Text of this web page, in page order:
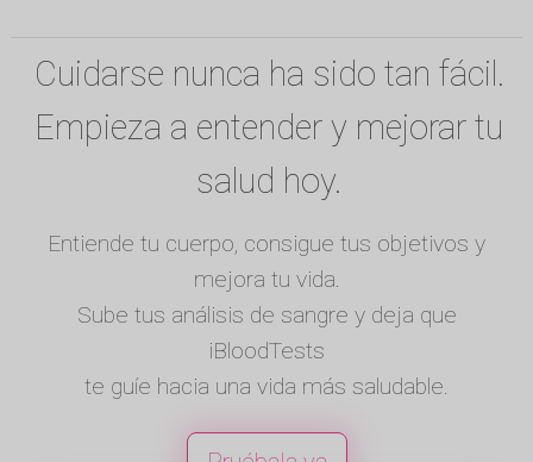
Cuidarse nunca ha sido tan fácil.
Empieza a entender y mejorar tu
salud hoy.
Entiende tu cuerpo, consigue tus objetivos y
mejora tu vida.
Sube tus análisis de sangre y deja que
iBloodTests
te guíe hacia una vida más saludable.